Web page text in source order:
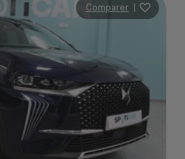
Comparer |